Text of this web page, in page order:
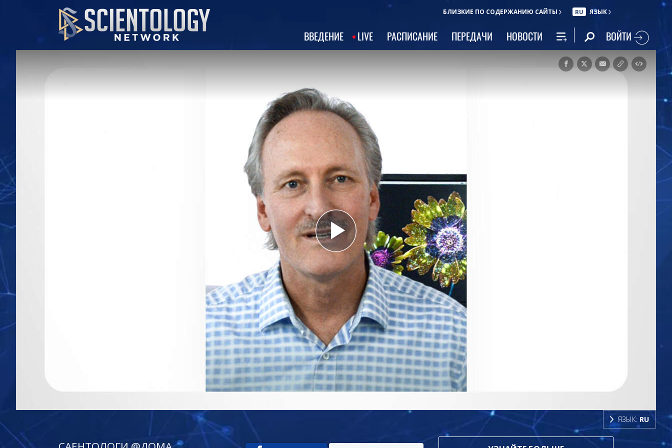
БЛИЗКИЕ ПО СОДЕРЖАНИЮ САЙТЫ RU ЯЗЫК
ВВЕДЕНИЕ LIVE РАСПИСАНИЕ ПЕРЕДАЧИ НОВОСТИ ВОЙТИ
Play
Video
ЯЗЫК: RU